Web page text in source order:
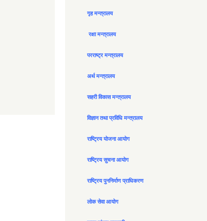
गृह मन्त्रालय
रक्षा मन्त्रालय
परराष्ट्र मन्त्रालय
अर्थ मन्त्रालय
सहरी विकास मन्त्रालय
विज्ञान तथा प्रविधि मन्त्रालय
राष्ट्रिय योजना आयोग
राष्ट्रिय सुचना आयोग
राष्ट्रिय पुननिर्माण प्राधिकरण
लोक सेवा आयोग